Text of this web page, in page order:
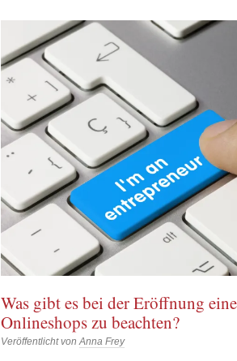
Was gibt es bei der Eröffnung
Onlineshops zu beachten?
Veröffentlicht von Anna Frey